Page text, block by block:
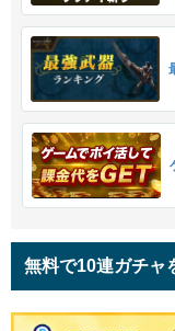
無料で10連ガチャ